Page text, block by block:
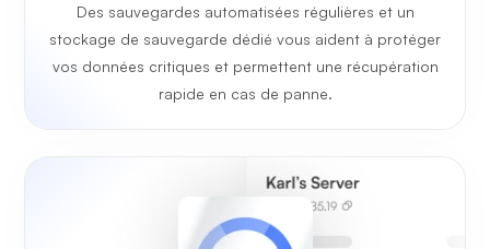
Des sauvegardes automatisées régulières et un
stockage de sauvegarde dédié vous aident à protéger
vos données critiques et permettent une récupération
rapide en cas de panne.